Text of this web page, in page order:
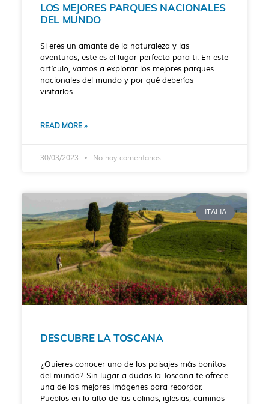
LOS MEJORES PARQUES NACIONALES
DEL MUNDO
Si eres un amante de la naturaleza y las
aventuras, este es el lugar perfecto para ti. En este
artículo, vamos a explorar los mejores parques
nacionales del mundo y por qué deberías
visitarlos.
READ MORE »
30/03/2023 No hay comentarios
ITALIA
DESCUBRE LA TOSCANA
¿Quieres conocer uno de los paisajes más bonitos
del mundo? Sin lugar a dudas la Toscana te ofrece
una de las mejores imágenes para recordar.
Pueblos en lo alto de las colinas, iglesias, caminos